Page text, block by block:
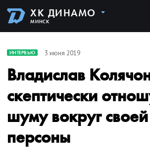
ХК ДИНАМО
МИНСК
ИНТЕРВЬЮ 3 июня 2019
Владислав
скептически
шуму вокруг своей
персоны